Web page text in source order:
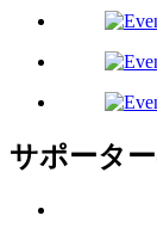
サポータ